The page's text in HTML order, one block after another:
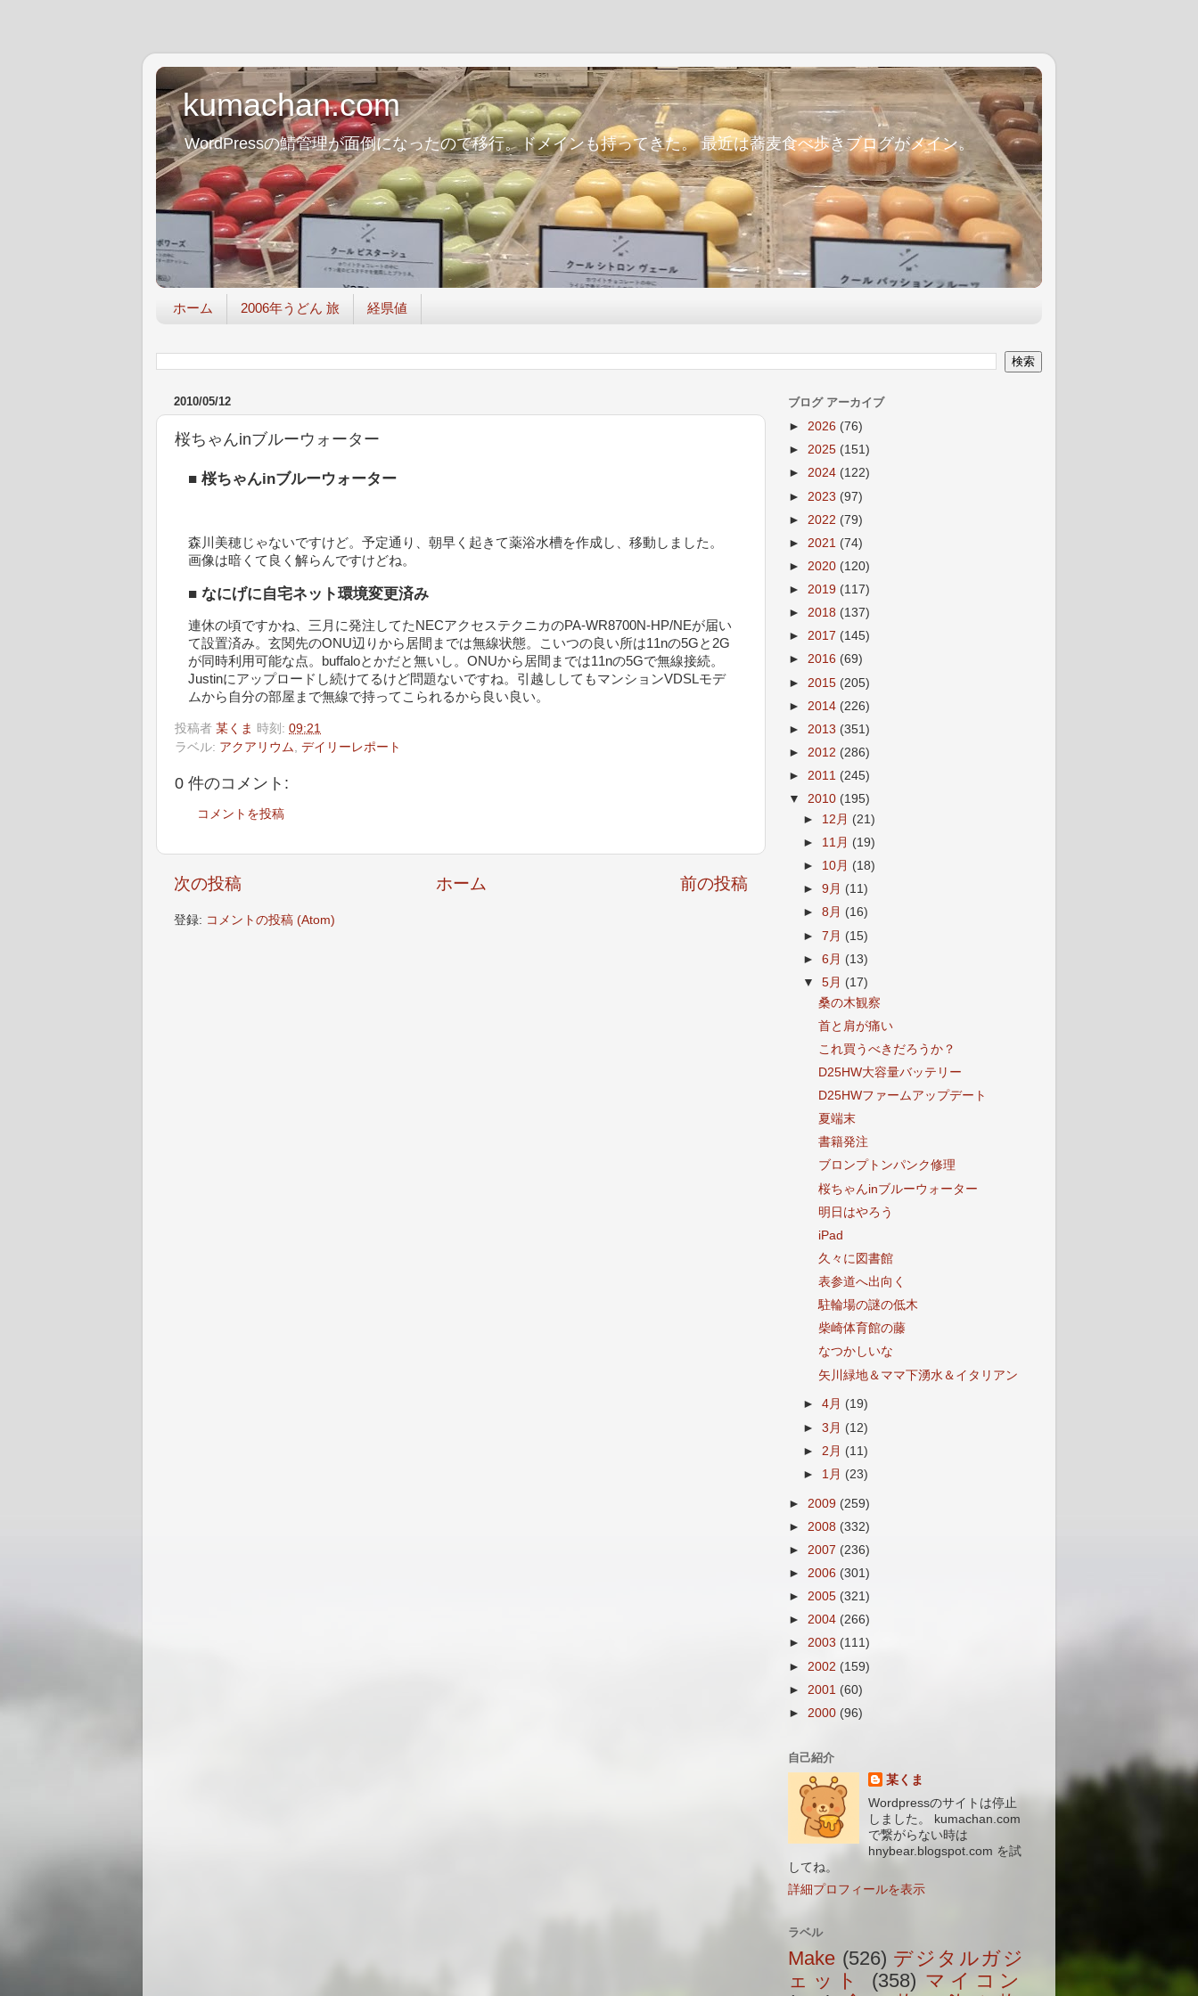
kumachan.com
WordPressの鯖管理が面倒になったので移行。ドメインも持ってきた。 最近は蕎麦食べ歩きブログがメイン。
ホーム 2006年うどん 旅 経県値
2010/05/12
桜ちゃんinブルーウォーター
■ 桜ちゃんinブルーウォーター
森川美穂じゃないですけど。予定通り、朝早く起きて薬浴水槽を作成し、移動しました。
画像は暗くて良く解らんですけどね。
■ なにげに自宅ネット環境変更済み
連休の頃ですかね、三月に発注してたNECアクセステクニカのPA-WR8700N-HP/NEが届い
て設置済み。玄関先のONU辺りから居間までは無線状態。こいつの良い所は11nの5Gと2G
が同時利用可能な点。buffaloとかだと無いし。ONUから居間までは11nの5Gで無線接続。
Justinにアップロードし続けてるけど問題ないですね。引越ししてもマンションVDSLモデ
ムから自分の部屋まで無線で持ってこられるから良い良い。
投稿者 某くま 時刻: 09:21
ラベル: アクアリウム, デイリーレポート
0 件のコメント:
コメントを投稿
次の投稿 前の投稿
ホーム
登録: コメントの投稿 (Atom)
ブログ アーカイブ
► 2026 (76)
► 2025 (151)
► 2024 (122)
► 2023 (97)
► 2022 (79)
► 2021 (74)
► 2020 (120)
► 2019 (117)
► 2018 (137)
► 2017 (145)
► 2016 (69)
► 2015 (205)
► 2014 (226)
► 2013 (351)
► 2012 (286)
► 2011 (245)
▼ 2010 (195)
► 12月 (21)
► 11月 (19)
► 10月 (18)
►9月 (11)
►8月 (16)
►7月 (15)
►6月 (13)
▼5月 (17)
桑の木観察
首と肩が痛い
これ買うべきだろうか？
D25HW大容量バッテリー
D25HWファームアップデート
夏端末
書籍発注
ブロンプトンパンク修理
桜ちゃんinブルーウォーター
明日はやろう
iPad
久々に図書館
表参道へ出向く
駐輪場の謎の低木
柴崎体育館の藤
なつかしいな
矢川緑地＆ママ下湧水＆イタリアン
►4月 (19)
►3月 (12)
► 2月 (11)
► 1月 (23)
► 2009 (259)
► 2008 (332)
► 2007 (236)
► 2006 (301)
► 2005 (321)
► 2004 (266)
► 2003 (111)
► 2002 (159)
► 2001 (60)
► 2000 (96)
自己紹介
某くま
Wordpressのサイトは停止
しました。 kumachan.com
で繋がらない時は
hnybear.blogspot.com を試
してね。
詳細プロフィールを表示
ラベル
Make (526) デジタルガジ
ェット
(358) マイコン